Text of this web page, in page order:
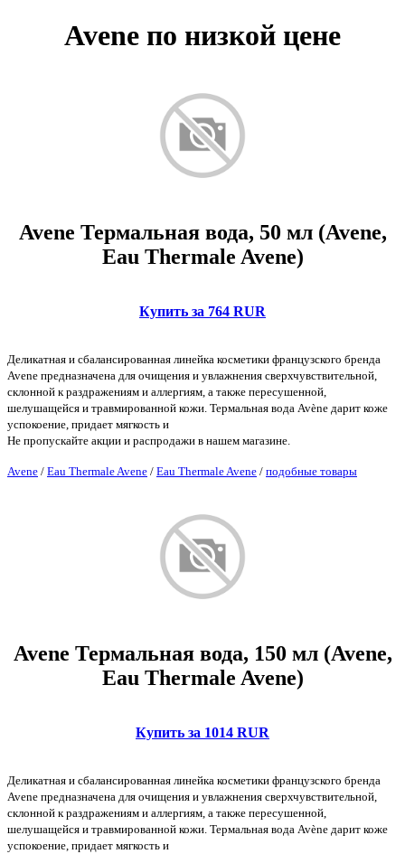
Avene по низкой цене
Avene Термальная вода, 50 мл (Avene,
Eau Thermale Avene)
Купить за 764 RUR
Деликатная и сбалансированная линейка косметики французского бренда
Avene предназначена для очищения и увлажнения сверхчувствительной,
склонной к раздражениям и аллергиям, а также пересушенной,
шелушащейся и травмированной кожи. Термальная вода Avène дарит коже
успокоение, придает мягкость и
Не пропускайте акции и распродажи в нашем магазине.
Avene / Eau Thermale Avene / Eau Thermale Avene / подобные товары
Avene Термальная вода, 150 мл (Avene,
Eau Thermale Avene)
Купить за 1014 RUR
Деликатная и сбалансированная линейка косметики французского бренда
Avene предназначена для очищения и увлажнения сверхчувствительной,
склонной к раздражениям и аллергиям, а также пересушенной,
шелушащейся и травмированной кожи. Термальная вода Avène дарит коже
успокоение, придает мягкость и